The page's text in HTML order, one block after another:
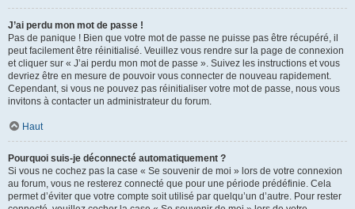
J’ai perdu mon mot de passe !
Pas de panique ! Bien que votre mot de passe ne puisse pas être récupéré, il
peut facilement être réinitialisé. Veuillez vous rendre sur la page de connexion
et cliquer sur « J’ai perdu mon mot de passe ». Suivez les instructions et vous
devriez être en mesure de pouvoir vous connecter de nouveau rapidement.
Cependant, si vous ne pouvez pas réinitialiser votre mot de passe, nous vous
invitons à contacter un administrateur du forum.
Haut
Pourquoi suis-je déconnecté automatiquement ?
Si vous ne cochez pas la case « Se souvenir de moi » lors de votre connexion
au forum, vous ne resterez connecté que pour une période prédéfinie. Cela
permet d’éviter que votre compte soit utilisé par quelqu’un d’autre. Pour rester